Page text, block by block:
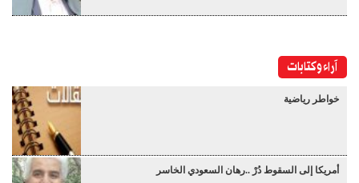
آراء وكتابات
خواطر رياضية
أمريكا إلى السقوط دُرْ ..رهان السعودي الخاسر